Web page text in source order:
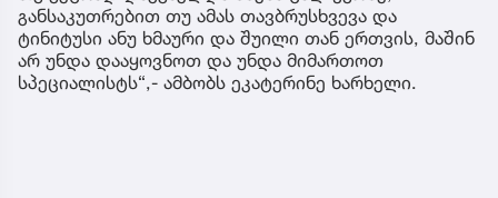
განსაკუთრებით თუ ამას თავბრუსხვევა და
ტინიტუსი ანუ ხმაური და შუილი თან ერთვის, მაშინ
არ უნდა დააყოვნოთ და უნდა მიმართოთ
სპეციალისტს“,- ამბობს ეკატერინე ხარხელი.